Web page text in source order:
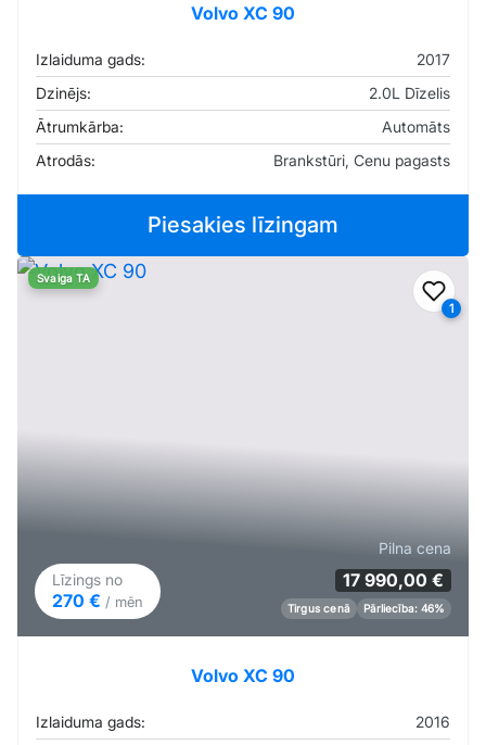
Volvo XC 90
Izlaiduma gads:
2017
Dzinējs:
2.0L Dīzelis
Ātrumkārba:
Automāts
Atrodās:
Brankstūri, Cenu pagasts
Piesakies līzingam
1
Svaiga TA
Līzings no
270 € / mēn
Pilna cena
17 990,00 €
Tirgus cenā Pārliecība: 46%
Volvo XC 90
Izlaiduma gads:
2016